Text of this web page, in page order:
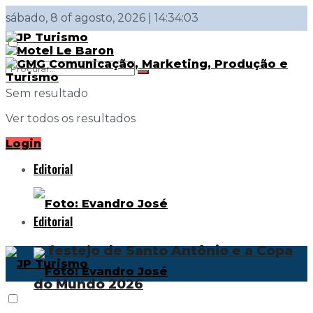
sábado, 8 of agosto, 2026 | 14:34:03
Sem resultado
Ver todos os resultados
Login
Editorial
O festejo de Santo Antônio e a Copa
do Mundo 2026
Editorial